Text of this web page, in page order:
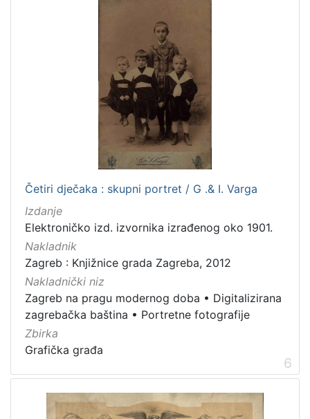
Četiri dječaka : skupni portret / G .& I. Varga
Izdanje
Elektroničko izd. izvornika izrađenog oko 1901.
Nakladnik
Zagreb : Knjižnice grada Zagreba, 2012
Nakladnički niz
Zagreb na pragu modernog doba • Digitalizirana
zagrebačka baština • Portretne fotografije
Zbirka
Grafička građa
6